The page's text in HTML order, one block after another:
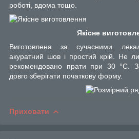
роботі, вдома тощо.
Якісне
Виготовлена за сучасними
акуратний шов і простий крій. Не
рекомендовано прати при 30 °С.
довго зберігати початкову форму.
Приховати